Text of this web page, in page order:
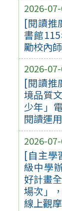
2026-
[閱讀推
書館
勵校內
2026-
[閱讀推
境品質
少年」
閱讀運
2026-
[自主學
級中學
好計畫
場次」
線上觀